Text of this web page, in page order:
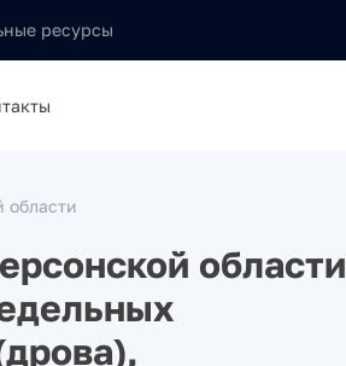
ресурсы
области
области